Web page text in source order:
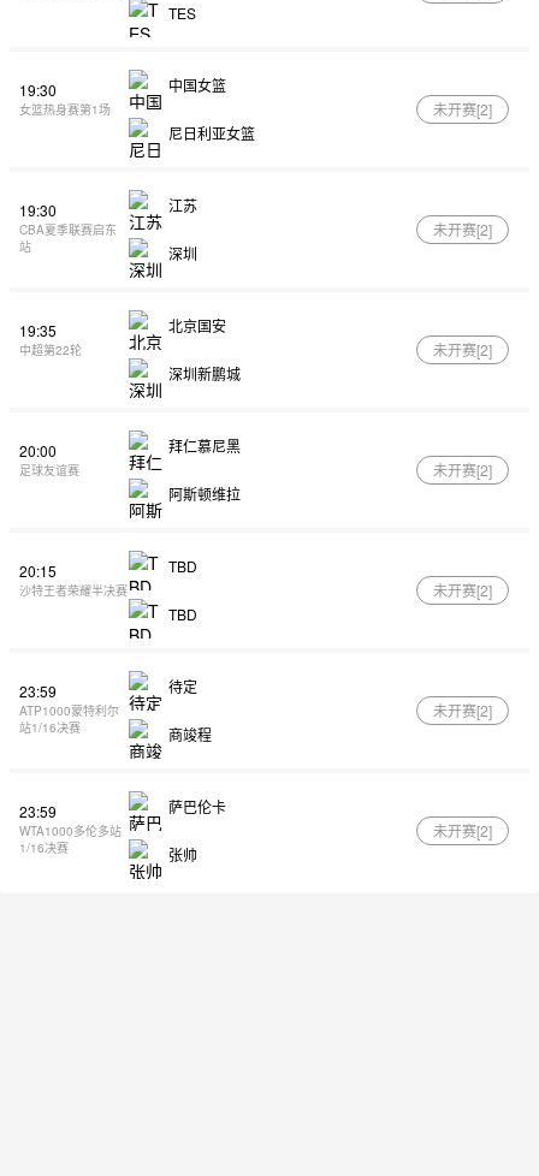
TES
19:30
女篮热身赛第1场
中国女篮
尼日利亚女篮
未开赛[2]
19:30
CBA夏季联赛启东
站
江苏
深圳
未开赛[2]
19:35
中超第22轮
北京国安
深圳新鹏城
未开赛[2]
20:00
足球友谊赛
拜仁慕尼黑
阿斯顿维拉
未开赛[2]
20:15
沙特王者荣耀半决赛
TBD
TBD
未开赛[2]
23:59
ATP1000蒙特利尔
站1/16决赛
待定
商竣程
未开赛[2]
23:59
WTA1000多伦多站
1/16决赛
萨巴伦卡
张帅
未开赛[2]